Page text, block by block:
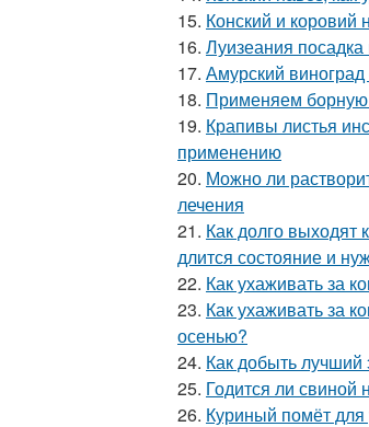
15. Конский и коровий
16. Луизеания
17. Амурский
18. Применяем борную
19. Крапивы листья
применению
20. Можно ли
лечения
21. Как долго выходят
длится состояние и
22. Как ухаживать за
23. Как ухаживать за
осенью?
24. Как добыть
25. Годится ли свиной
26. Куриный помёт